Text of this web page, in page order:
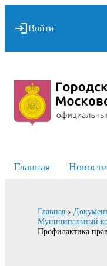
Войти
Главная Новости
Главная
Муниципальный
Профилактика